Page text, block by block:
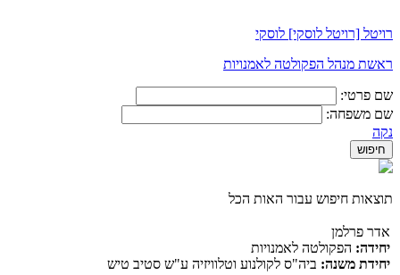
רויטל [רויטל לוסקי] לוסקי
ראשת מנהל הפקולטה לאמנויות
שם פרטי:
שם משפחה:
נקה
תוצאות חיפוש עבור האות הכל
אדר פרלמן
יחידה: הפקולטה לאמנויות
יחידת משנה: ביה"ס לקולנוע וטלוויזיה ע"ש סטיב טיש